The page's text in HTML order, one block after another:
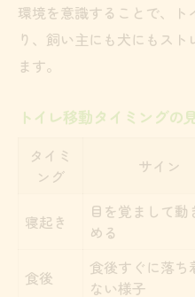
環境を意識することで、
り、飼い主にも犬にもス
ます。
トイレ移動タイミングの
タイミ
ング
サイン
寝起き
目を覚まして動
める
食後
食後すぐに落ち
ない様子